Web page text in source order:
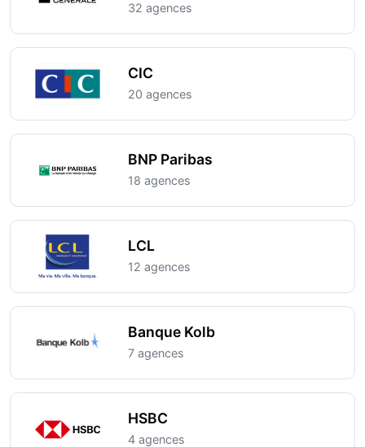
32 agences
CIC
20 agences
BNP Paribas
18 agences
LCL
12 agences
Banque Kolb
7 agences
HSBC
4 agences